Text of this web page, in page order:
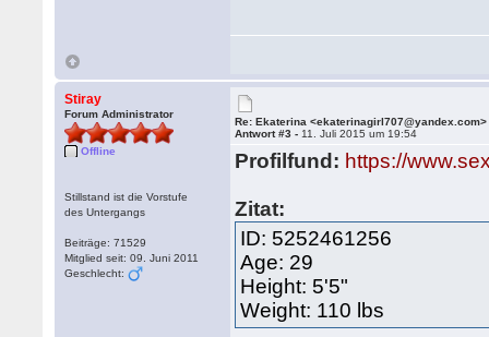
Stiray
Forum Administrator
Offline
Stillstand ist die Vorstufe
des Untergangs
Beiträge: 71529
Mitglied seit: 09. Juni 2011
Geschlecht:
Re: Ekaterina <ekaterinagirl707@yandex.com>
Antwort #3 - 11. Juli 2015 um 19:54
Profilfund: https://
Zitat:
ID: 5252461256
Age: 29
Height: 5'5"
Weight: 110 lbs